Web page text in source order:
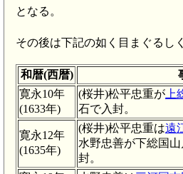
となる。
その後は下記の如く目まぐるし
和暦(西暦)
寛永10年
(1633年)
(桜井)松平忠重が
石で入封。
寛永12年
(1635年)
(桜井)松平忠重は遠
水野忠善が下総国
封。